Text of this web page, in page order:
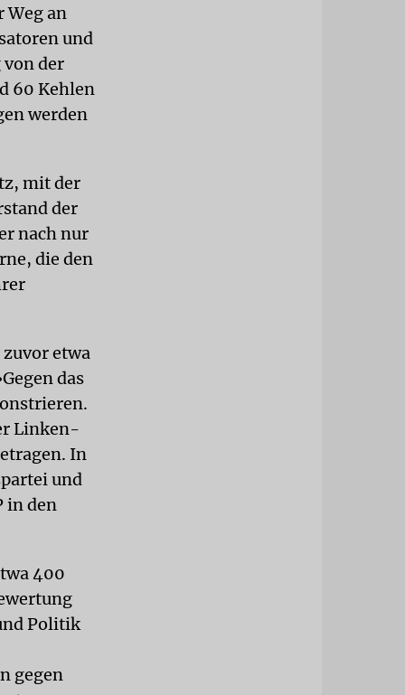
Weg an
und
von der
60 Kehlen
werden
mit der
der
nach nur
die den
etwa
das
Linken-
In
und
in den
400
Politik
gegen